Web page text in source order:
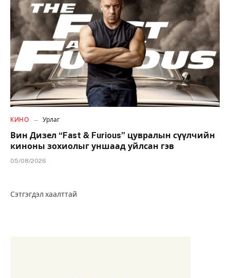
КИНО Урлаг
Вин Дизел “Fast & Furious” цувралын сүүлчийн
киноны зохиолыг уншаад уйлсан гэв
05/08/2026
Сэтгэгдэл хаалттай